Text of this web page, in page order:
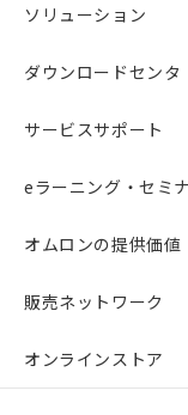
ソリューション
ダウンロードセンタ
サービスサポート
eラーニング・セミナ
オムロンの提供価値
販売ネットワーク
オンラインストア